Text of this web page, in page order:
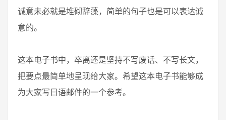
诚意未必就是堆砌辞藻，简单的句子也是可以表达诚
意的。
这本电子书中，卒离还是坚持不写废话、不写长文，
把要点最简单地呈现给大家。希望这本电子书能够成
为大家写日语邮件的一个参考。